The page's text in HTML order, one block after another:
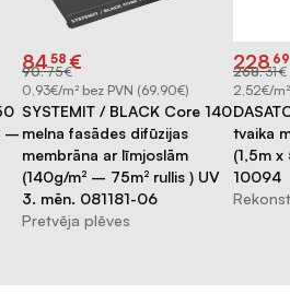
–
€
90.75
Original
price
was:
€90.75.
€
8458
Current
price
is:
€84.58.
0,93€/m² bez PVN (69.90€)
SYSTEMIT / BLACK Core 140
melna fasādes difūzijas
membrāna ar līmjoslām
(140g/m² – 75m² rullis ) UV
3. mēn. 081181-06
Pretvēja plēves
€
268.31
price
was:
228 69
Current
price
is:
2,52€/
tvaika
(1,5m
10094